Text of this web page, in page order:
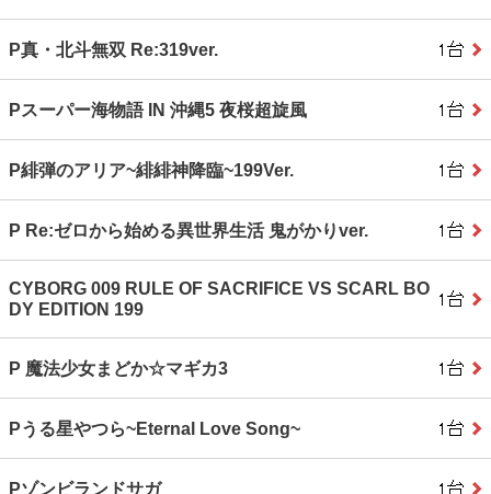
P真・北斗無双 Re:319ver.
Pスーパー海物語 IN 沖縄5 夜桜超旋風
P緋弾のアリア~緋緋神降臨~199Ver.
P Re:ゼロから始める異世界生活 鬼がかりver.
CYBORG 009 RULE OF SACRIFICE VS SCARL BO
DY EDITION 199
P 魔法少女まどか☆マギカ3
Pうる星やつら~Eternal Love Song~
Pゾンビランドサガ